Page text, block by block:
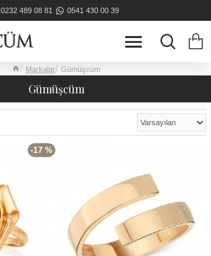
0232 489 08 81 0541 430 00 39
Markalar Gümüşcüm
Gümüşcüm
-17 %